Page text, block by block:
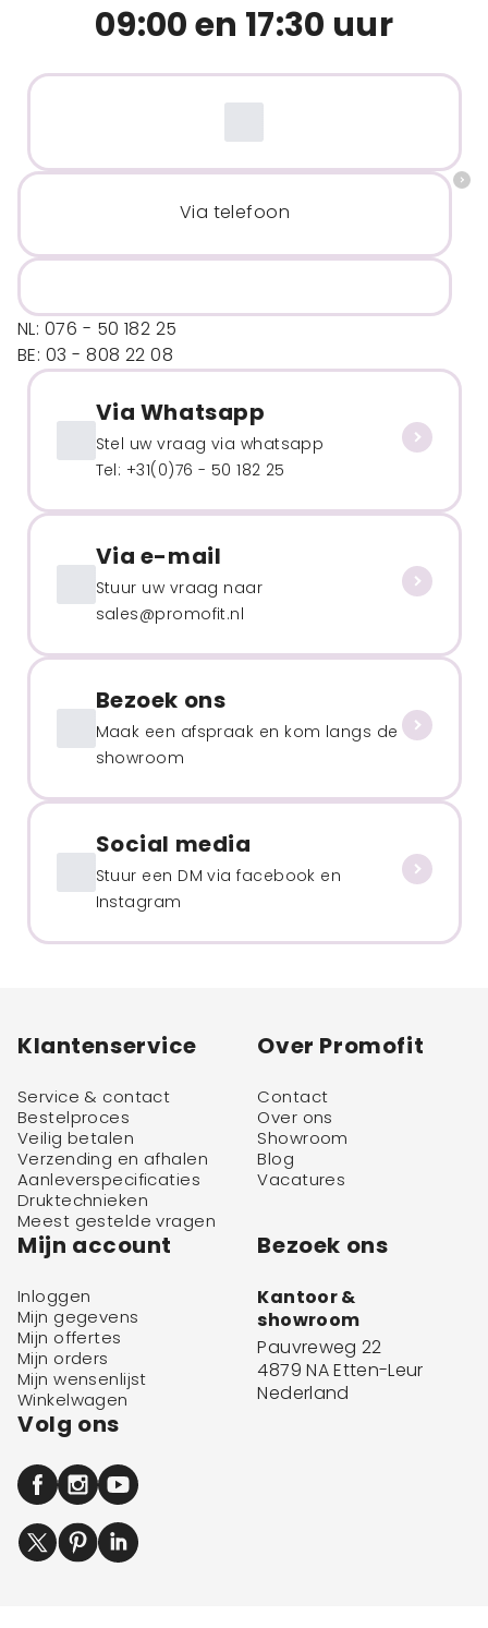
09:00 en 17:30 uur
Via telefoon
NL: 076 - 50 182 25
BE: 03 - 808 22 08
Via Whatsapp
Stel uw vraag via whatsapp
Tel: +31(0)76 - 50 182 25
Via e-mail
Stuur uw vraag naar
sales@promofit.nl
Bezoek ons
Maak een afspraak en kom langs de
showroom
Social media
Stuur een DM via facebook en
Instagram
Klantenservice
Service & contact
Bestelproces
Veilig betalen
Verzending en afhalen
Aanleverspecificaties
Druktechnieken
Meest gestelde vragen
Over Promofit
Contact
Over ons
Showroom
Blog
Vacatures
Mijn account
Inloggen
Mijn gegevens
Mijn offertes
Mijn orders
Mijn wensenlijst
Winkelwagen
Bezoek ons
Kantoor &
showroom
Pauvreweg 22
4879 NA Etten-Leur
Nederland
Volg ons